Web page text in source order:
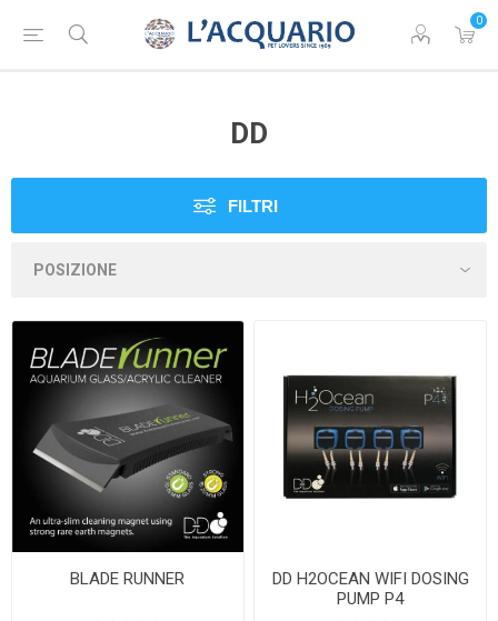
0
DD
FILTRI
BLADE RUNNER
DD H2OCEAN WIFI DOSING
PUMP P4